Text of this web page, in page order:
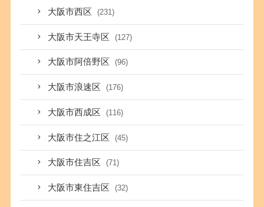
大阪市西区 (231)
大阪市天王寺区 (127)
大阪市阿倍野区 (96)
大阪市浪速区 (176)
大阪市西成区 (116)
大阪市住之江区 (45)
大阪市住吉区 (71)
大阪市東住吉区 (32)